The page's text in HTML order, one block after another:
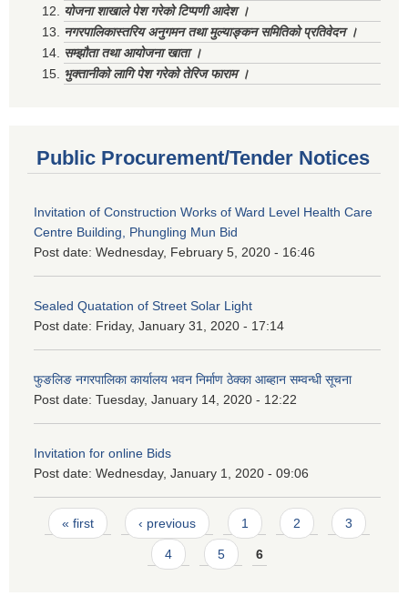
योजना शाखाले पेश गरेको टिप्पणी आदेश ।
नगरपालिकास्तरिय अनुगमन तथा मुल्याङ्कन समितिको प्रतिवेदन ।
सम्झौता तथा आयोजना खाता ।
भुक्तानीको लागि पेश गरेको तेरिज फाराम ।
Public Procurement/Tender Notices
Invitation of Construction Works of Ward Level Health Care
Centre Building, Phungling Mun Bid
Post date: Wednesday, February 5, 2020 - 16:46
Sealed Quatation of Street Solar Light
Post date: Friday, January 31, 2020 - 17:14
फुङलिङ नगरपालिका कार्यालय भवन निर्माण ठेक्का आब्हान सम्वन्धी सूचना
Post date: Tuesday, January 14, 2020 - 12:22
Invitation for online Bids
Post date: Wednesday, January 1, 2020 - 09:06
Pages
« first ‹ previous 1 2 3
4 5 6